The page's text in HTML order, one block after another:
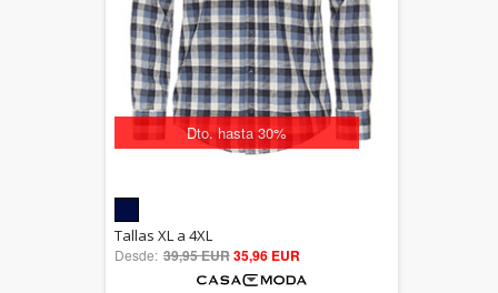
Dto. hasta 30%
5.00
out of 5
Tallas XL a 4XL
Desde: 39,95 EUR35,96 EUR